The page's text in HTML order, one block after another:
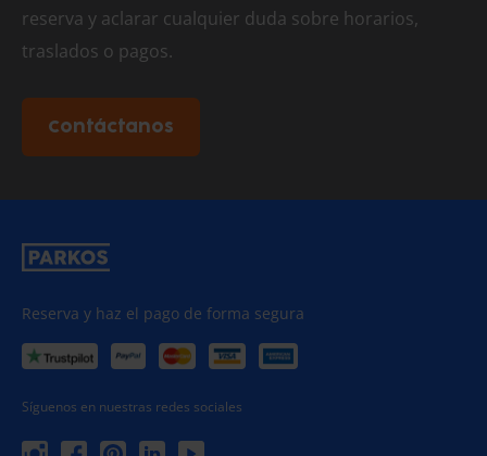
reserva y aclarar cualquier duda sobre horarios,
traslados o pagos.
Contáctanos
Reserva y haz el pago de forma segura
Síguenos en nuestras redes sociales